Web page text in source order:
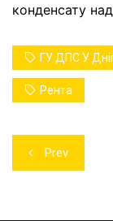
конденсату
ГУ ДПС У
Рента
Навігація
записів
Prev